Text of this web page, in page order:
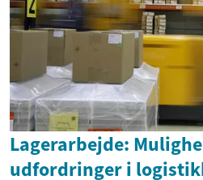
Lagerarbejde:
udfordringer i